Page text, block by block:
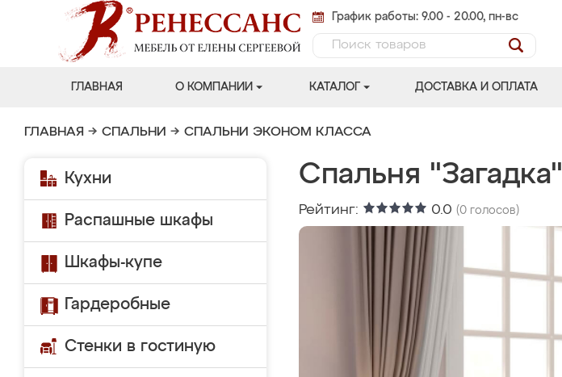
График работы: 9.00 - 20.00, пн-вс
ГЛАВНАЯ О КОМПАНИИ КАТАЛОГ ДОСТАВКА И ОПЛАТА
ГЛАВНАЯ → СПАЛЬНИ → СПАЛЬНИ ЭКОНОМ КЛАССА
Кухни
Распашные шкафы
Шкафы-купе
Гардеробные
Стенки в гостиную
Спальня "Загадка"
Рейтинг: 0.0 (0 голосов)